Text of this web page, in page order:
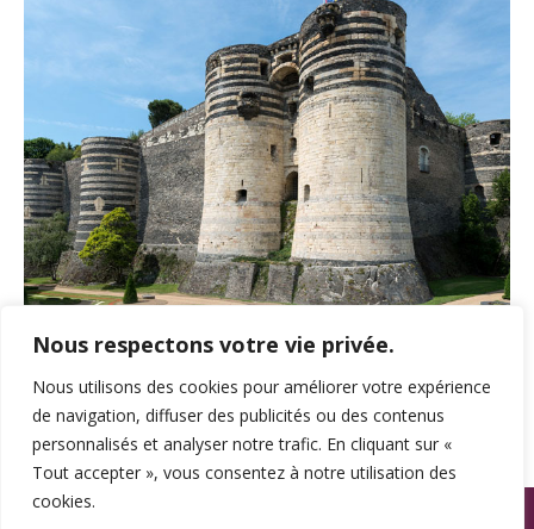
Nous respectons votre vie privée.
Nous utilisons des cookies pour améliorer votre expérience
de navigation, diffuser des publicités ou des contenus
personnalisés et analyser notre trafic. En cliquant sur «
Tout accepter », vous consentez à notre utilisation des
cookies.